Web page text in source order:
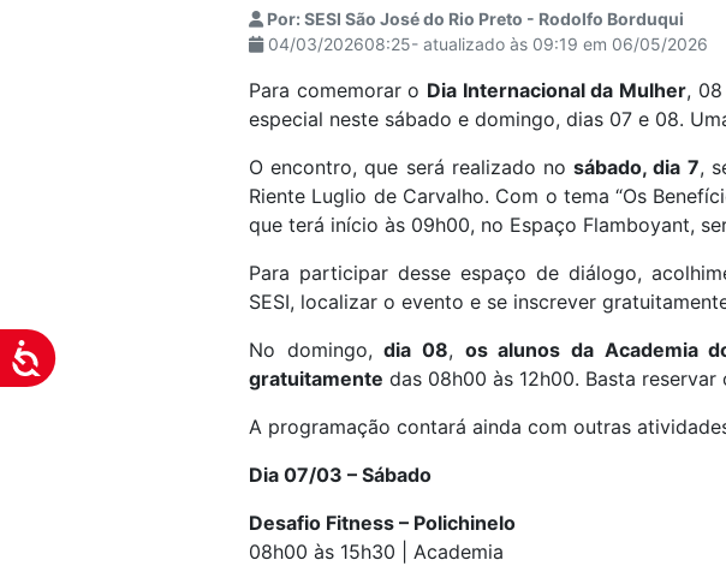
abrir
um
Acessibilidade
Por: SESI São José do Rio Preto - Rodolfo Borduqui
04/03/202608:25- atualizado às 09:19 em 06/05/2026
Para comemorar o Dia Internacional da Mulher,
especial neste sábado e domingo, dias 07 e 08.
O encontro, que será realizado nosábado, dia 7,
Riente Luglio de Carvalho. Com o tema “Os
que terá início às 09h00, no Espaço Flamboyant,
Para participar desse espaço de diálogo,
SESI, localizar o evento e se inscrever
No domingo,dia 08, os alunos da Academia
gratuitamente das 08h00 às 12h00. Basta reservar
A programação contará ainda com outras
Dia 07/03 – Sábado
Desafio Fitness – Polichinelo
08h00 às 15h30 | Academia